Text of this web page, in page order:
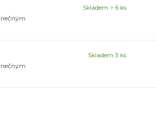
Skladem > 6 ks
Skladem 3 ks